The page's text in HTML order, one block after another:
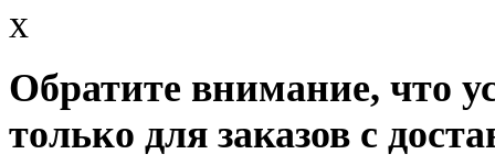
x
Обратите внимание, что
только для заказов с